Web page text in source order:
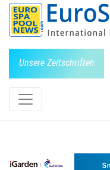
Unsere Zeitschriften